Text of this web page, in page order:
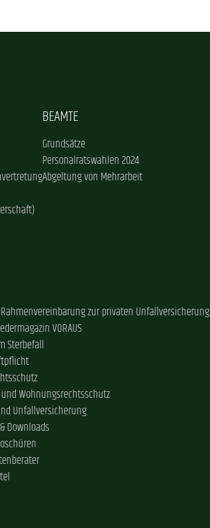
BEAMTE
Grundsätze
Personalratswahlen 2024
Abgeltung von Mehrarbeit
zur privaten Unfallversicherung
VORAUS
Sterbefall
Wohnungsrechtsschutz
Unfallversicherung
Downloads